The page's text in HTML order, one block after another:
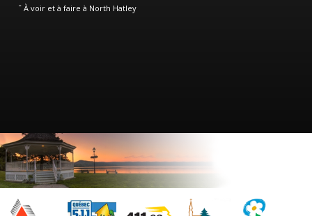
À voir et à faire à North Hatley